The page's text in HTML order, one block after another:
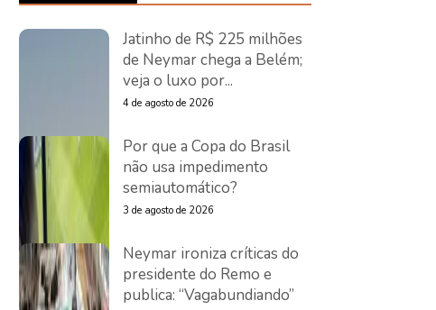
Jatinho de R$ 225 milhões
de Neymar chega a Belém;
veja o luxo por...
4 de agosto de 2026
Por que a Copa do Brasil
não usa impedimento
semiautomático?
3 de agosto de 2026
Neymar ironiza críticas do
presidente do Remo e
publica: “Vagabundiando”